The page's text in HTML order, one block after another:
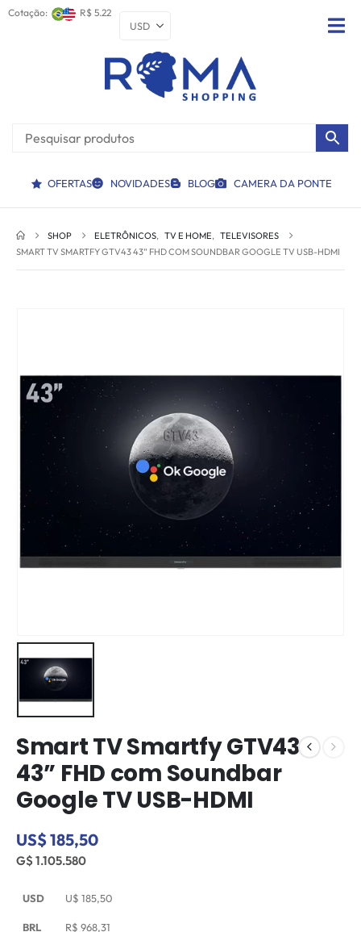
Cotação: R$ 5.22
OFERTAS NOVIDADES BLOG CAMERA DA PONTE
SHOP ELETRÔNICOS, TV E HOME, TELEVISORES
SMART TV SMARTFY GTV43 43” FHD COM SOUNDBAR GOOGLE TV USB-HDMI
Smart TV Smartfy GTV43
43” FHD com Soundbar
Google TV USB-HDMI
US$ 185,50
G$ 1.105.580
USD U$ 185,50
BRL R$ 968,31